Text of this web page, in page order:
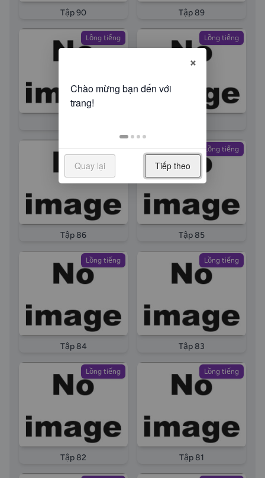
Tập 90 Tập 89
Lồng tiếng Lồng tiếng
Lồng tiếng
Tập 86
Lồng tiếng
Tập 85
Lồng tiếng
Tập 84
Lồng tiếng
Tập 83
Lồng tiếng
Tập 82
Lồng tiếng
Tập 81
×
Quay lại Tiếp theo